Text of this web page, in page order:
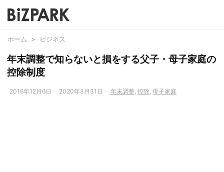
ホーム > ビジネス
年末調整で知らないと損をする父子・母子家庭の
控除制度
2016年12月6日 2020年3月31日 年末調整, 控除, 母子家庭